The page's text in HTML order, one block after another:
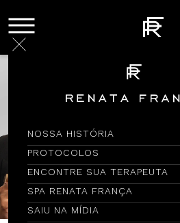
NOSSA HISTÓRIA
PROTOCOLOS
ENCONTRE SUA TERAPEUTA
SPA RENATA FRANÇA
SAIU NA MÍDIA